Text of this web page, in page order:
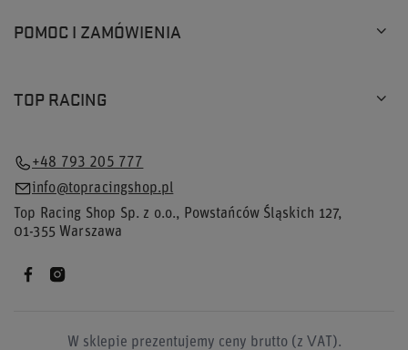
POMOC I ZAMÓWIENIA
TOP RACING
+48 793 205 777
info@topracingshop.pl
Top Racing Shop Sp. z o.o., Powstańców Śląskich 127,
01-355Warszawa
W sklepie prezentujemy ceny brutto (z VAT).